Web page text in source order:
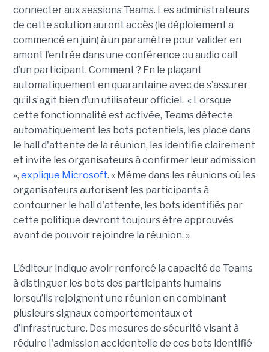
connecter aux sessions Teams. Les administrateurs
de cette solution auront accès (le déploiement a
commencé en juin) à un paramètre pour valider en
amont l’entrée dans une conférence ou audio call
d’un participant. Comment ? En le plaçant
automatiquement en quarantaine avec de s’assurer
qu’il s’agit bien d’un utilisateur officiel. « Lorsque
cette fonctionnalité est activée, Teams détecte
automatiquement les bots potentiels, les place dans
le hall d'attente de la réunion, les identifie clairement
et invite les organisateurs à confirmer leur admission
», explique Microsoft. « Même dans les réunions où les
organisateurs autorisent les participants à
contourner le hall d'attente, les bots identifiés par
cette politique devront toujours être approuvés
avant de pouvoir rejoindre la réunion. »
L’éditeur indique avoir renforcé la capacité de Teams
à distinguer les bots des participants humains
lorsqu’ils rejoignent une réunion en combinant
plusieurs signaux comportementaux et
d’infrastructure. Des mesures de sécurité visant à
réduire l'admission accidentelle de ces bots identifié